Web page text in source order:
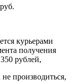
курьерами
получения
рублей,
не производиться,